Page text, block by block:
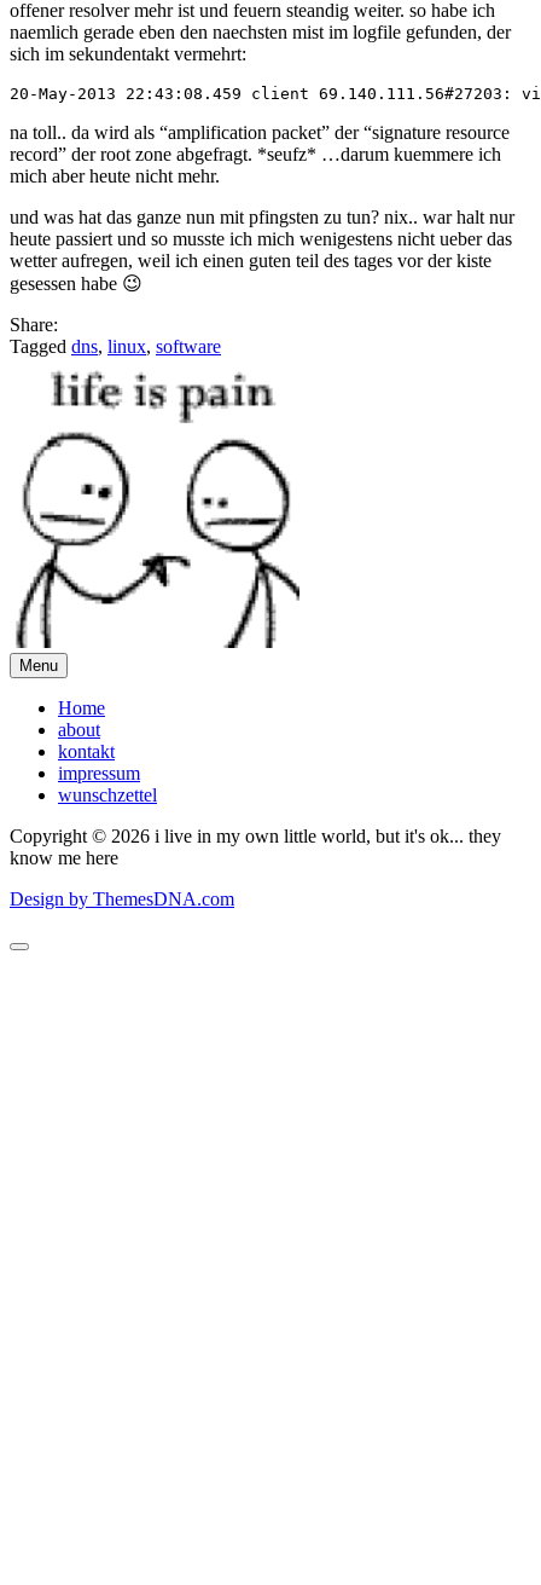
offener resolver mehr ist und feuern steandig weiter. so habe ich
naemlich gerade eben den naechsten mist im logfile gefunden, der
sich im sekundentakt vermehrt:
na toll.. da wird als “amplification packet” der “signature resource
record” der root zone abgefragt. *seufz* …darum kuemmere ich
mich aber heute nicht mehr.
und was hat das ganze nun mit pfingsten zu tun? nix.. war halt nur
heute passiert und so musste ich mich wenigestens nicht ueber das
wetter aufregen, weil ich einen guten teil des tages vor der kiste
gesessen habe 😉
Share:
Tagged dns, linux, software
Menu
Home
about
kontakt
impressum
wunschzettel
Copyright © 2026 i live in my own little world, but it's ok... they
know me here
Design by ThemesDNA.com
Scroll